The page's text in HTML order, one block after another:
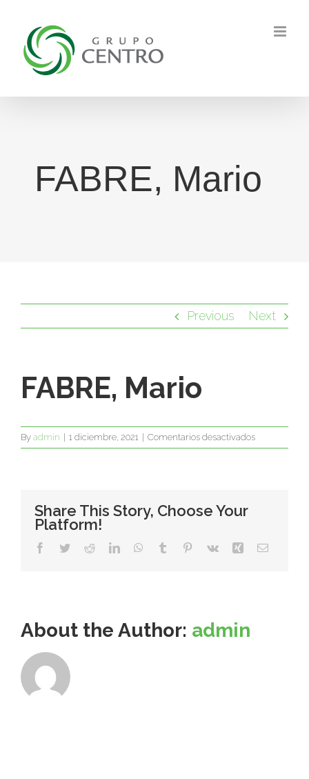
content
FABRE, Mario
Previous Next
FABRE, Mario
By admin 1 diciembre, 2021 Comentarios desactivadosen
FABRE,
Share This Story, Choose Your
Platform!
Facebook
TwitterRedditLinkedInWhatsApp
Tumblr Pinterest
Vk Xing Email
About the Author: admin